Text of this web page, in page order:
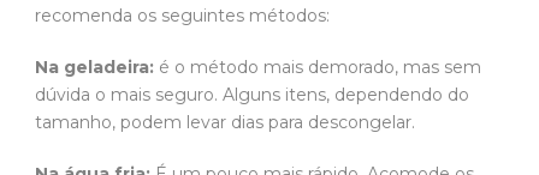
recomenda os seguintes métodos:
Na geladeira: é o método mais demorado, mas sem
dúvida o mais seguro. Alguns itens, dependendo do
tamanho, podem levar dias para descongelar.